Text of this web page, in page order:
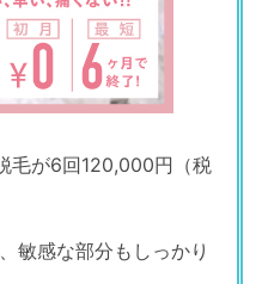
毛が6回120,000円（税
敏感な部分もしっかり